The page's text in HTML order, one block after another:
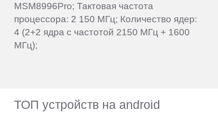
MSM8996Pro; Тактовая частота
процессора: 2 150 МГц; Количество ядер:
4 (2+2 ядра с частотой 2150 МГц + 1600
МГц);
ТОП устройств на android